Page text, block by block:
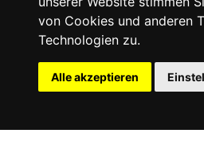
von Cookies und anderen
Technologien zu.
Alle akzeptieren
09503
nach